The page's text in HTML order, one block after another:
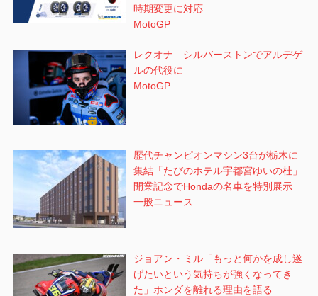
時期変更に対応
MotoGP
レクオナ シルバーストンでアルデゲ
ルの代役に
MotoGP
歴代チャンピオンマシン3台が栃木に
集結「たびのホテル宇都宮ゆいの杜」
開業記念でHondaの名車を特別展示
一般ニュース
ジョアン・ミル「もっと何かを成し遂
げたいという気持ちが強くなってき
た」ホンダを離れる理由を語る